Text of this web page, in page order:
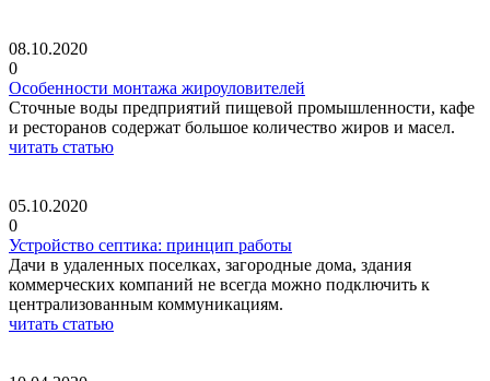
08.10.2020
0
Особенности монтажа жироуловителей
Сточные воды предприятий пищевой промышленности, кафе
и ресторанов содержат большое количество жиров и масел.
читать статью
05.10.2020
0
Устройство септика: принцип работы
Дачи в удаленных поселках, загородные дома, здания
коммерческих компаний не всегда можно подключить к
централизованным коммуникациям.
читать статью